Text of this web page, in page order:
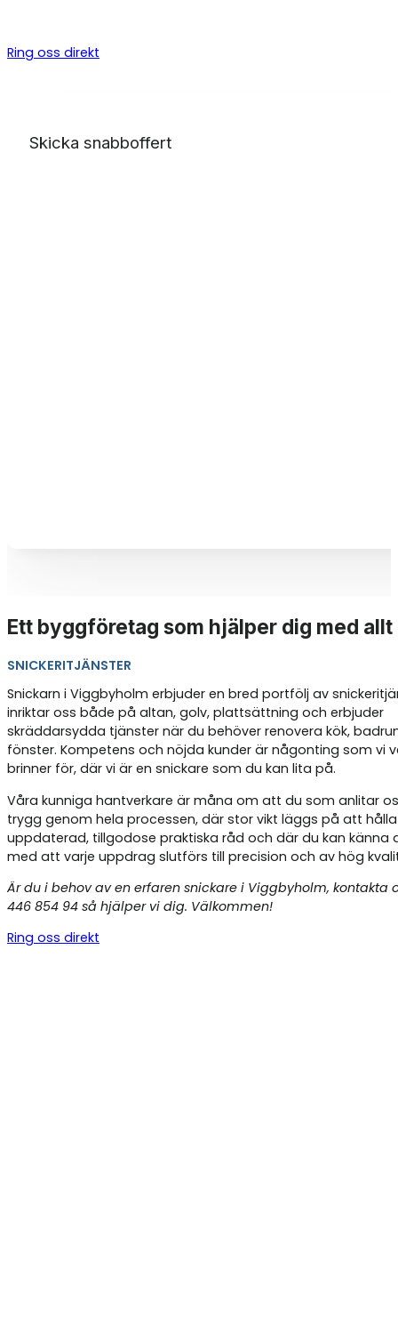
Ring oss direkt
Skicka snabboffert
Ett byggföretag som hjälper dig med allt
SNICKERITJÄNSTER
Snickarn i Viggbyholm erbjuder en bred portfölj av
inriktar oss både på altan, golv, plattsättning och erbjuder
skräddarsydda tjänster när du behöver renovera kök,
fönster. Kompetens och nöjda kunder är någonting som vi
brinner för, där vi är en snickare som du kan lita på.
Våra kunniga hantverkare är måna om att du som anlitar
trygg genom hela processen, där stor vikt läggs på att
uppdaterad, tillgodose praktiska råd och där du kan känna
med att varje uppdrag slutförs till precision och av hög
Är du i behov av en erfaren snickare i Viggbyholm, kontakta
446 854 94 så hjälper vi dig. Välkommen!
Ring oss direkt